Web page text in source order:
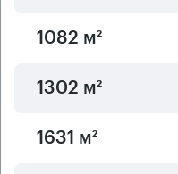
1082 м²
1302 м²
1631 м²